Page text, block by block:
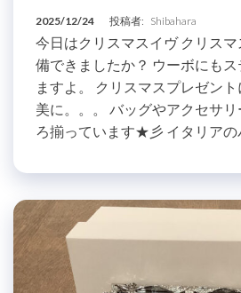
2025/12/24 投稿者: Shibahara
今日はクリスマスイヴ クリス
備できましたか？ ウーボにもス
ますよ。 クリスマスプレゼン
美に。。。 バッグやアクセサ
ろ揃っています★彡 イタリア